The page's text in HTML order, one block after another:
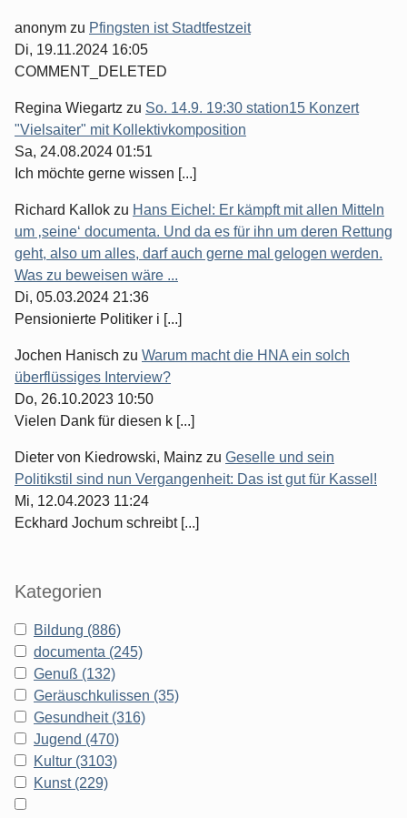
anonym zu Pfingsten ist Stadtfestzeit
Di, 19.11.2024 16:05
COMMENT_DELETED
Regina Wiegartz zu So. 14.9. 19:30 station15 Konzert
"Vielsaiter" mit Kollektivkomposition
Sa, 24.08.2024 01:51
Ich möchte gerne wissen [...]
Richard Kallok zu Hans Eichel: Er kämpft mit allen Mitteln
um ‚seine‘ documenta. Und da es für ihn um deren Rettung
geht, also um alles, darf auch gerne mal gelogen werden.
Was zu beweisen wäre ...
Di, 05.03.2024 21:36
Pensionierte Politiker i [...]
Jochen Hanisch zu Warum macht die HNA ein solch
überflüssiges Interview?
Do, 26.10.2023 10:50
Vielen Dank für diesen k [...]
Dieter von Kiedrowski, Mainz zu Geselle und sein
Politikstil sind nun Vergangenheit: Das ist gut für Kassel!
Mi, 12.04.2023 11:24
Eckhard Jochum schreibt [...]
Kategorien
Bildung (886)
documenta (245)
Genuß (132)
Geräuschkulissen (35)
Gesundheit (316)
Jugend (470)
Kultur (3103)
Kunst (229)